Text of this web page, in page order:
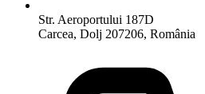
Str. Aeroportului 187D
Carcea, Dolj 207206, România